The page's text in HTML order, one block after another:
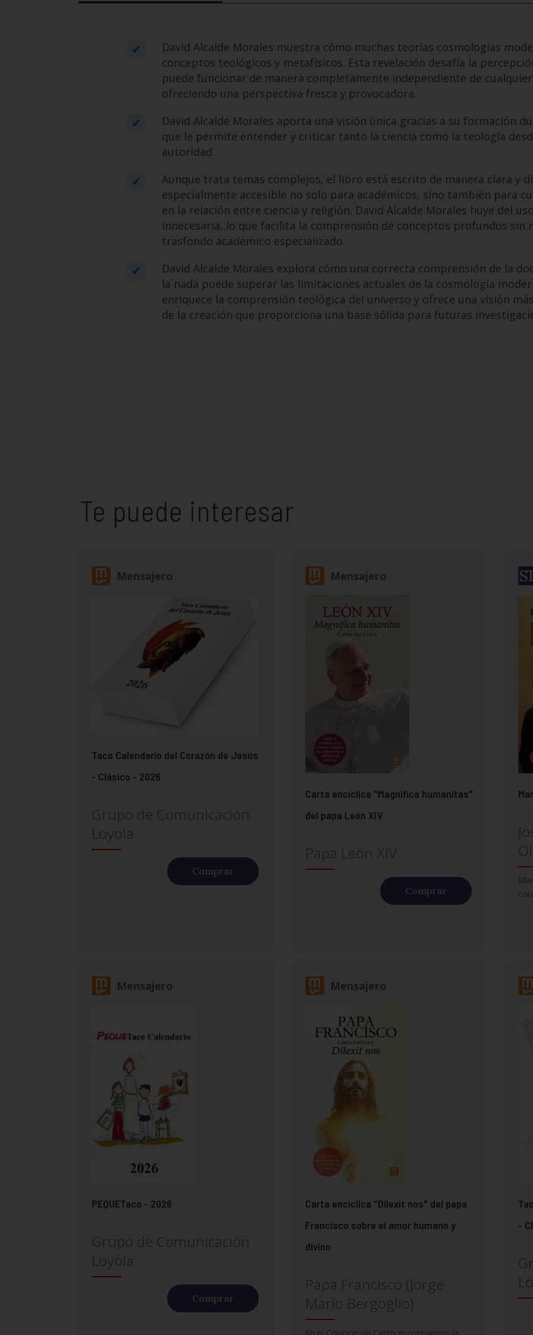
David Alcalde Morales muestra cómo muchas teorías cosmologías
conceptos teológicos y metafísicos. Esta revelación desafía la
puede funcionar de manera completamente independiente de cualquier
ofreciendo una perspectiva fresca y provocadora.
David Alcalde Morales aporta una visión única gracias a su formación
que le permite entender y criticar tanto la ciencia como la teología
autoridad.
Aunque trata temas complejos, el libro está escrito de manera clara y
especialmente accesible no solo para académicos, sino también para
en la relación entre ciencia y religión. David Alcalde Morales huye del
innecesaria, lo que facilita la comprensión de conceptos profundos sin
trasfondo académico especializado.
David Alcalde Morales explora cómo una correcta comprensión de la
la nada puede superar las limitaciones actuales de la cosmología
enriquece la comprensión teológica del universo y ofrece una visión
de la creación que proporciona una base sólida para futuras
Te puede interesar
Mensajero
Taco Calendario del Corazón de Jesús
- Clásico - 2026
Comprar
Mensajero
Carta encíclica "Magnifica humanitas"
del papa León XIV
Comprar
Mensajero
PEQUETaco - 2026
Comprar
Mensajero
Carta encíclica "Dilexit nos" del papa
Francisco sobre el amor humano y
divino
-